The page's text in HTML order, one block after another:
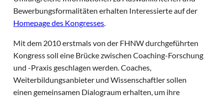
Bewerbungsformalitäten erhalten Interessierte auf der
Homepage des Kongresses.
Mit dem 2010 erstmals von der FHNW durchgeführten
Kongress soll eine Brücke zwischen Coaching-Forschung
und -Praxis geschlagen werden. Coaches,
Weiterbildungsanbieter und Wissenschaftler sollen
einen gemeinsamen Dialograum erhalten, um ihre